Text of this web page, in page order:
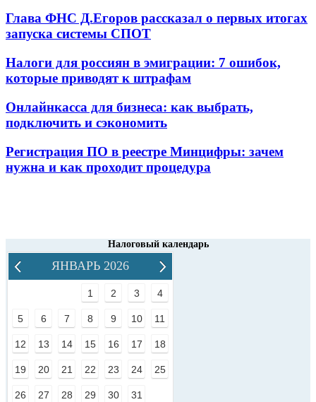
Глава ФНС Д.Егоров рассказал о первых итогах
запуска системы СПОТ
Налоги для россиян в эмиграции: 7 ошибок,
которые приводят к штрафам
Онлайнкасса для бизнеса: как выбрать,
подключить и сэкономить
Регистрация ПО в реестре Минцифры: зачем
нужна и как проходит процедура
Налоговый календарь
ЯНВАРЬ 2026
1 2 3 4
5 6 7 8 9 10 11
12 13 14 15 16 17 18
19 20 21 22 23 24 25
26 27 28 29 30 31